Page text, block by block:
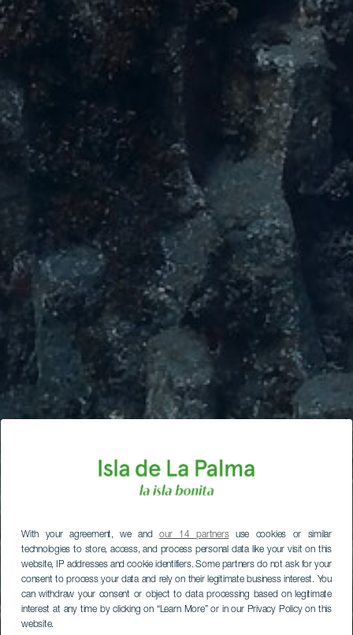
With your agreement, we andour 14 partnersuse cookies or similar
technologies to store, access, and process personal data like your visit on this
website, IP addresses and cookie identifiers. Some partners do not ask for your
consent to process your data and rely on their legitimate business interest. You
can withdraw your consent or object to data processing based on legitimate
interest at any time by clicking on “Learn More” or in our Privacy Policy on this
website.